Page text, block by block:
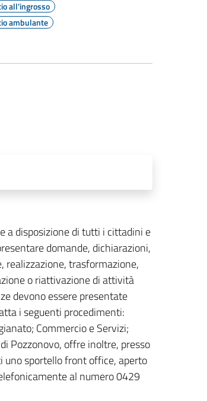
all'ingrosso
ambulante
a disposizione di tutti i cittadini e
domande, dichiarazioni,
realizzazione, trasformazione,
o riattivazione di attività
devono essere presentate
i seguenti procedimenti:
Commercio e Servizi;
Pozzonovo, offre inoltre, presso
sportello front office, aperto
al numero 0429